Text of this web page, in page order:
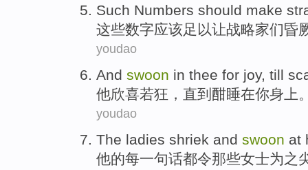
Such Numbers should make
这些数字应该足以让战略家们昏
youdao
And swoon in thee for joy, till
他欣喜若狂 ，直到酣睡在你身上
youdao
The ladies shriek and swoon at
他的每一句话都令那些女士为之